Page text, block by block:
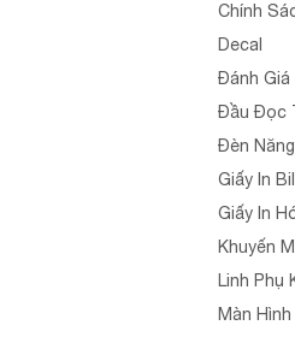
Chính
Decal
Đánh Giá
Đầu Đọc
Đèn
Giấy In Bill
Giấy In
Khuyến
Linh Phụ
Màn